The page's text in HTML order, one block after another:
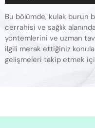
Bu bölümde, kulak burun
cerrahisi ve sağlık
yöntemlerini ve uzman
ilgili merak ettiğiniz
gelişmeleri takip etmek için